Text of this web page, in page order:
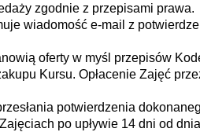
zgodnie z przepisami prawa.
e-mail z
oferty w myśl przepisów
Kursu. Opłacenie Zajęć
potwierdzenia
po upływie 14 dni od